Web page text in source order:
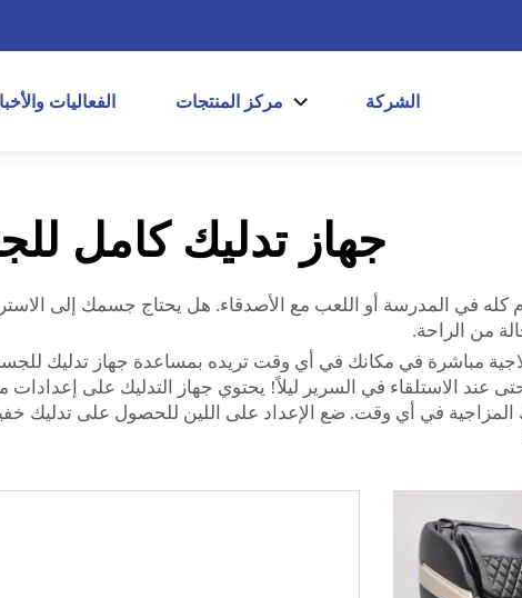
الشركة مركز المنتجات الفعاليات
جهاز تدليك كامل
كله في المدرسة أو اللعب مع الأصدقاء. هل يحتاج جسمك إلى
من الراحة.
مباشرة في مكانك في أي وقت تريده بمساعدة جهاز تدليك للجسم
عند الاستلقاء في السرير ليلاً! يحتوي جهاز التدليك على
المزاجية في أي وقت. ضع الإعداد على اللين للحصول على